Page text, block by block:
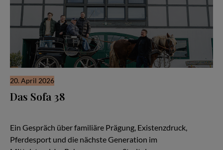
20. April 2026
Das Sofa 38
Ein Gespräch über familiäre Prägung, Existenzdruck,
Pferdesport und die nächste Generation im